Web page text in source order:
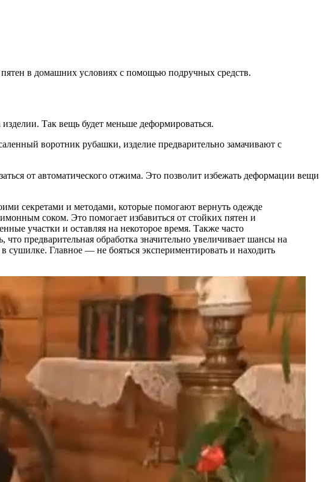
в домашних условиях с помощью подручных средств.
Так вещь будет меньше деформироваться.
воротник рубашки, изделие предварительно замачивают с
от автоматического отжима. Это позволит избежать деформации вещи
секретами и методами, которые помогают вернуть одежде
соком. Это помогает избавиться от стойких пятен и
участки и оставляя на некоторое время. Также часто
предварительная обработка значительно увеличивает шансы на
сушилке. Главное — не бояться экспериментировать и находить